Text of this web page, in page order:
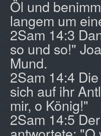
Öl und
langem um
2Sam 14:3
so und so!"
Mund.
2Sam 14:4
sich auf ihr
mir, o König!"
2Sam 14:5